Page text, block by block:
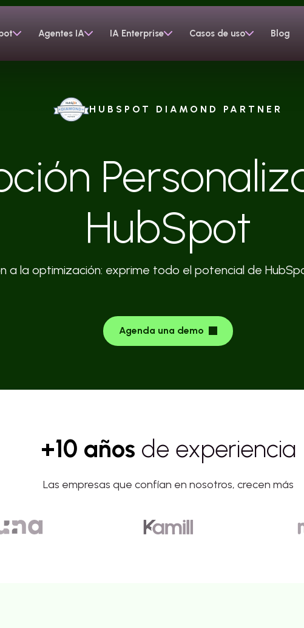
Agentes IA IA Enterprise Casos de uso Blog
HUBSPOT DIAMOND PARTNER
HubSpot
a la optimización: exprime todo el potencial de
Agenda una demo
+10 años de experiencia
Las empresas que confían en nosotros, crecen más